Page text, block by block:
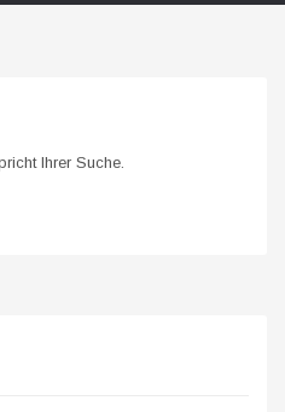
Ihrer Suche.